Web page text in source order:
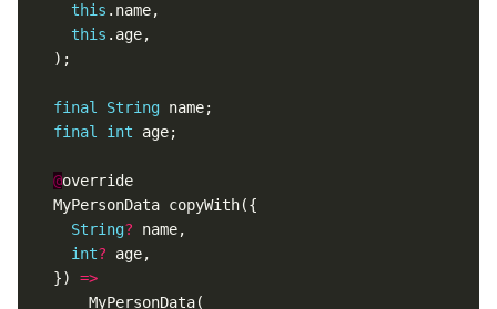
this
this
final String
final
int
@
String?
int?
  })
=>